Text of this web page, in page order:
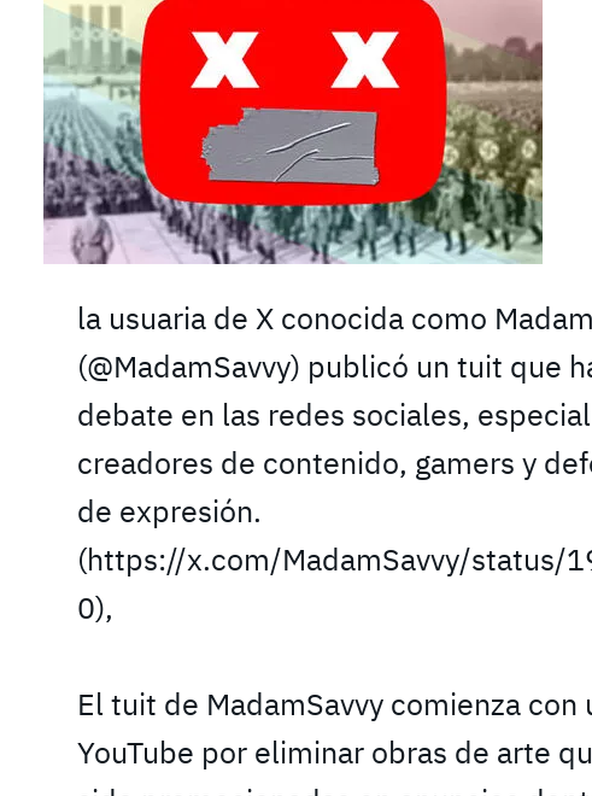
la usuaria de X conocida como
(@MadamSavvy) publicó un tuit que
debate en las redes sociales,
creadores de contenido, gamers y
de expresión.
(https://x.com/MadamSavvy/status/
0),
El tuit de MadamSavvy comienza
YouTube por eliminar obras de arte